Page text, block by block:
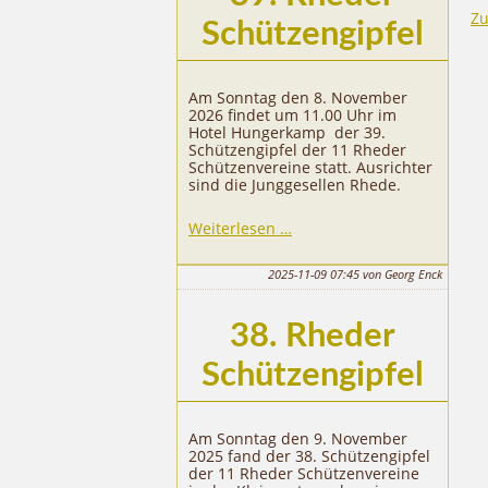
Schützengipfel
Am Sonntag den 8. November
2026 findet um 11.00 Uhr im
Hotel Hungerkamp der 39.
Schützengipfel der 11 Rheder
Schützenvereine statt. Ausrichter
sind die Junggesellen Rhede.
Weiterlesen …
Schützengipfel
2025-11-09 07:45 von Georg Enck
38. Rheder
Schützengipfel
Am Sonntag den 9. November
2025 fand der 38. Schützengipfel
der 11 Rheder Schützenvereine